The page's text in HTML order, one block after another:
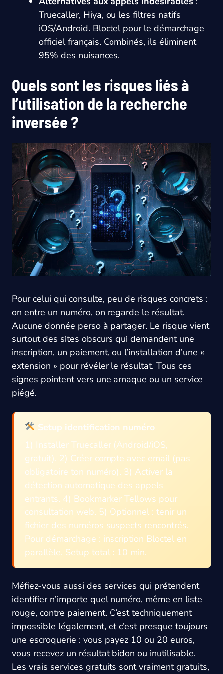
Truecaller, Hiya, ou les filtres natifs
iOS/Android. Bloctel pour le démarchage
officiel français. Combinés, ils éliminent
95% des nuisances.
Quels sont les risques liés à
l’utilisation de la recherche
inversée ?
Pour celui qui consulte, peu de risques concrets :
on entre un numéro, on regarde le résultat.
Aucune donnée perso à partager. Le risque vient
surtout des sites obscurs qui demandent une
inscription, un paiement, ou l’installation d’une «
extension » pour révéler le résultat. Tous ces
signes pointent vers une arnaque ou un service
piégé.
Setup identification numéro
1) Installer Truecaller (Android/iOS,
gratuit). 2) Créer compte avec email (pas
obligatoire ton numéro). 3) Activer la
détection automatique des appels
entrants. 4) Bookmarker Tellows pour
consultation web. 5) Optionnel : tenir un
fichier des numéros suspects rencontrés.
Pour démarchage : inscription Bloctel en
parallèle. Setup total : 10 min.
Méfiez-vous aussi des services qui prétendent
identifier n’importe quel numéro, même en liste
rouge, contre paiement. C’est techniquement
impossible légalement, et c’est presque toujours
une escroquerie : vous payez 10 ou 20 euros,
vous recevez un résultat bidon ou inutilisable.
Les vrais services gratuits sont vraiment gratuits,